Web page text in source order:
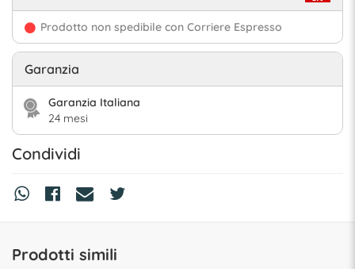
Prodotto non spedibile con Corriere Espresso
Garanzia
Garanzia Italiana
24 mesi
Condividi
Prodotti simili